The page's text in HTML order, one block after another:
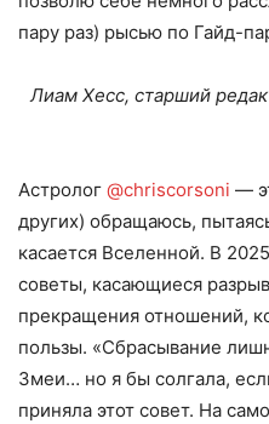
пару раз) рысью по Гайд-
Лиам Хесс, старший
Астролог @chriscorsoni —
других) обращаюсь,
касается Вселенной. В
советы, касающиеся
прекращения отношений,
пользы. «Сбрасывание
Змеи… но я бы солгала,
приняла этот совет. На